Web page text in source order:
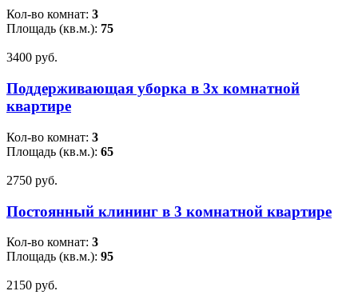
Кол-во комнат: 3
Площадь (кв.м.): 75
3400 pуб.
Поддерживающая уборка в 3х комнатной
квартире
Кол-во комнат: 3
Площадь (кв.м.): 65
2750 pуб.
Постоянный клининг в 3 комнатной квартире
Кол-во комнат: 3
Площадь (кв.м.): 95
2150 pуб.